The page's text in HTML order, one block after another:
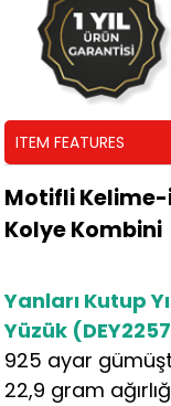
ITEM FEATURES
Motifli Kelime-
Kolye Kombini
Yanları Kutup
Yüzük
925 ayar
22,9 gram